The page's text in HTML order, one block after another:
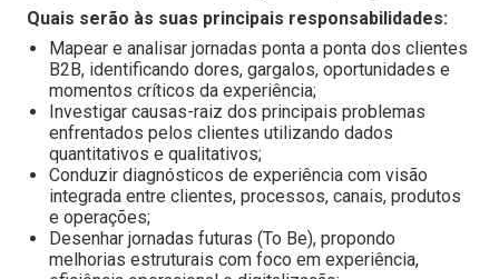
Quais serão às suas principais responsabilidades:
Mapear e analisar jornadas ponta a ponta dos clientes
B2B, identificando dores, gargalos, oportunidades e
momentos críticos da experiência;
Investigar causas-raiz dos principais problemas
enfrentados pelos clientes utilizando dados
quantitativos e qualitativos;
Conduzir diagnósticos de experiência com visão
integrada entre clientes, processos, canais, produtos
e operações;
Desenhar jornadas futuras (To Be), propondo
melhorias estruturais com foco em experiência,